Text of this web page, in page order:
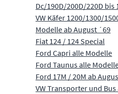
Dc/190D/200D/220D bis
VW Käfer 1200/1300/
Modelle ab August ´69
Fiat 124 / 124 Special
Ford Capri alle Modelle
Ford Taunus alle
Ford 17M / 20M ab
VW Transporter und